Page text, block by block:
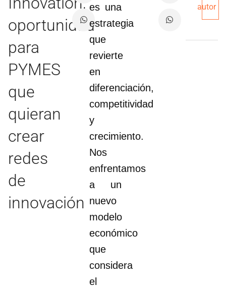
oportunidad
para
PYMES
que
quieran
crear
redes
de
innovación
es una
estrategia
que
revierte
en
diferenciación,
competitividad
y
crecimiento.
Nos
enfrentamos
a un
nuevo
modelo
económico
que
considera
el
autor